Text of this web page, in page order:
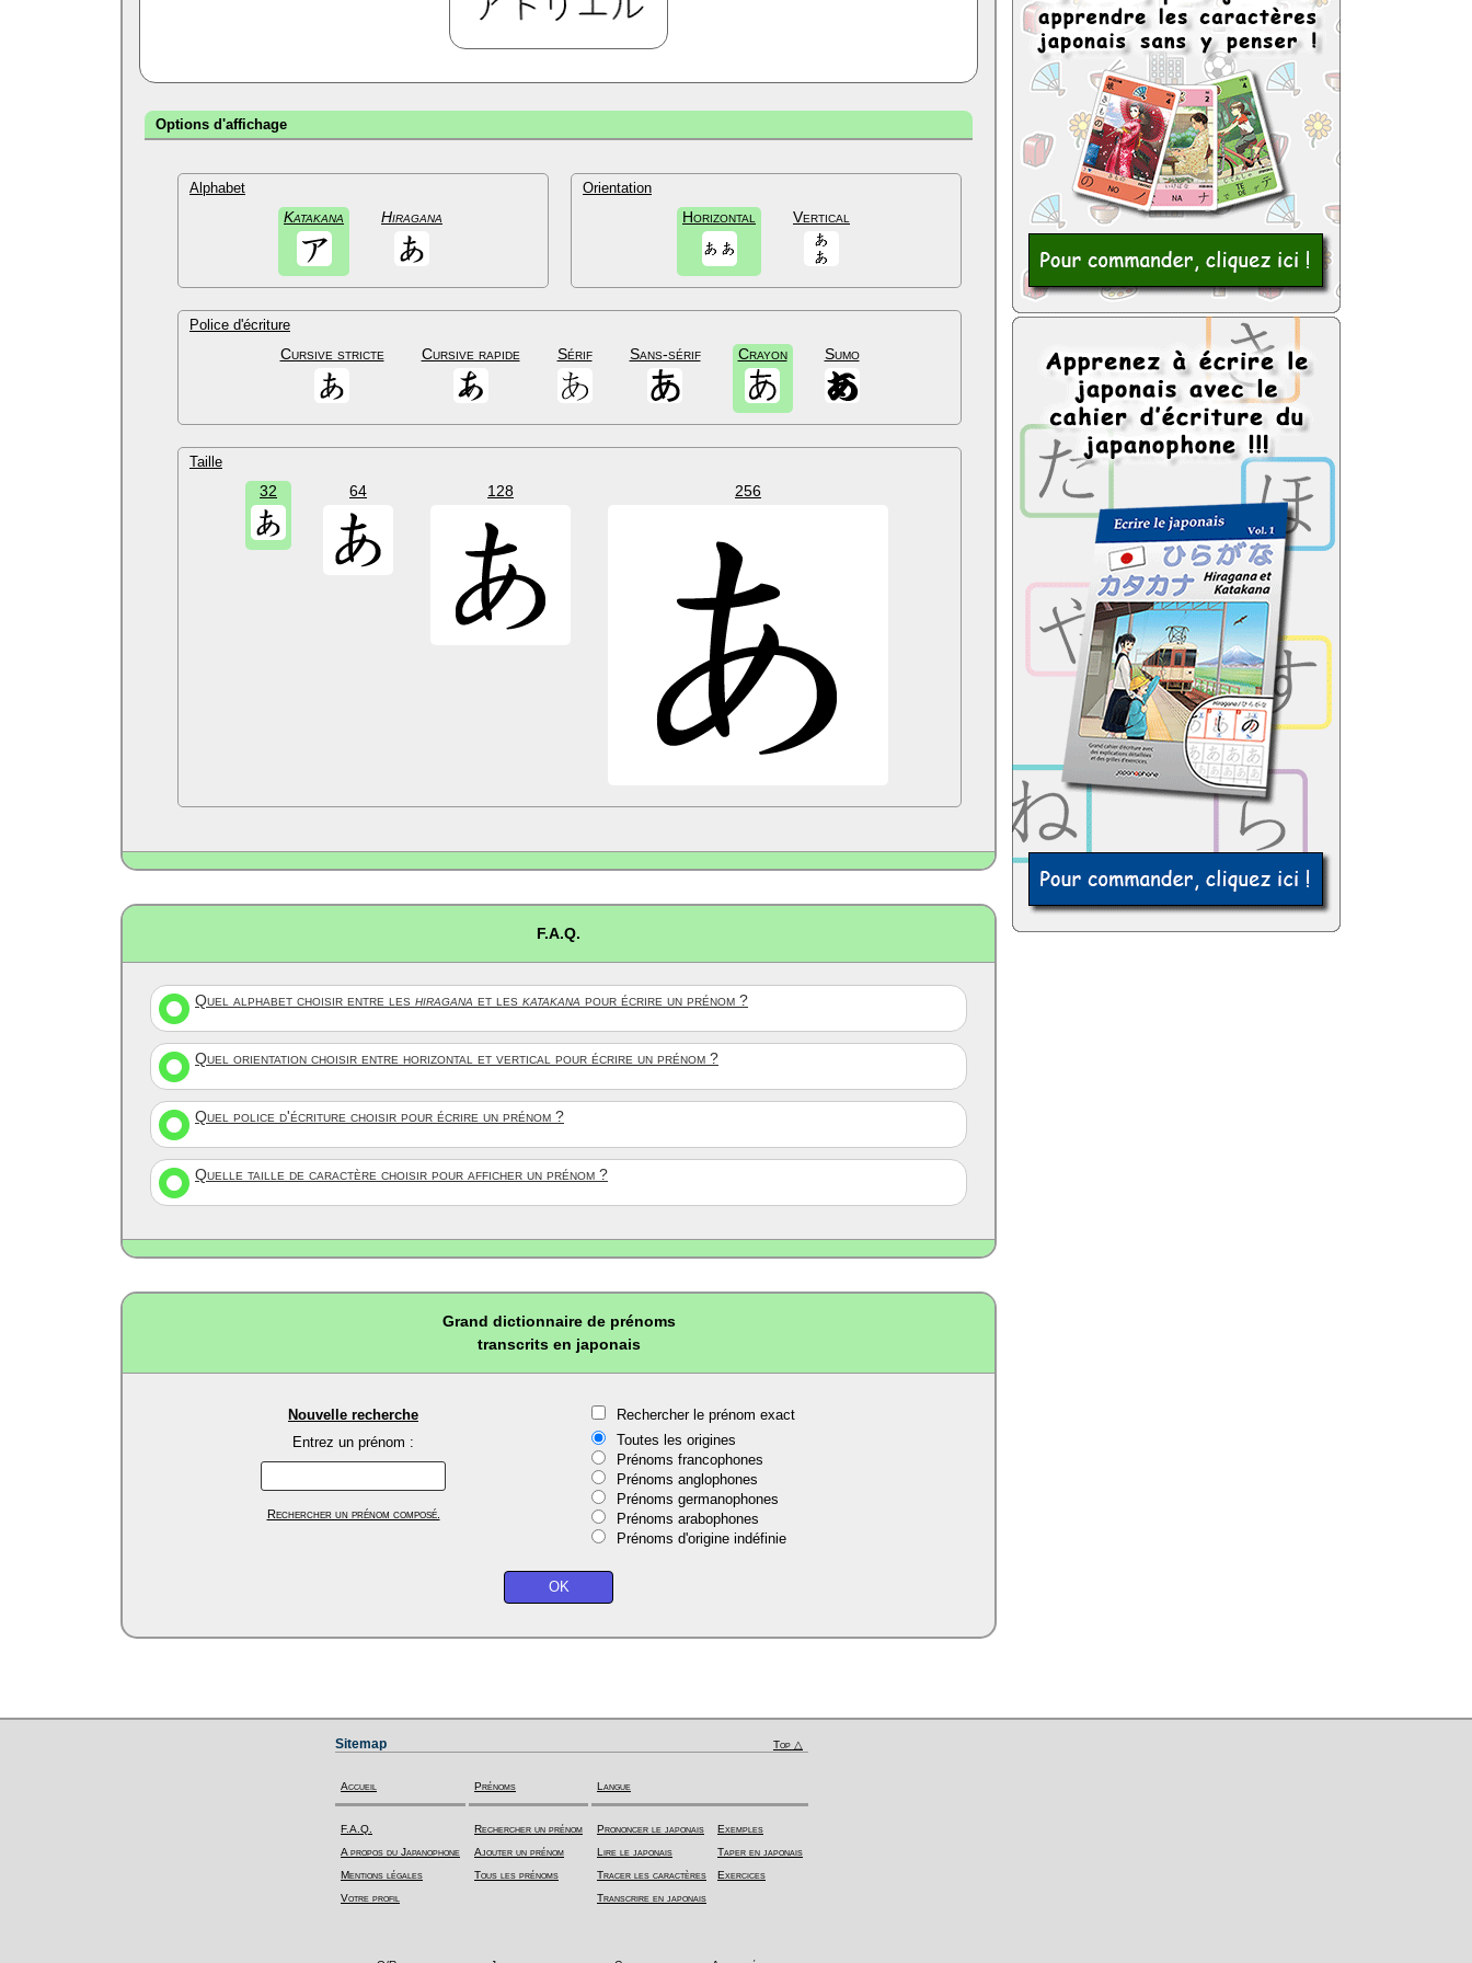
Options d'affichage
Alphabet
Katakana Hiragana
Orientation
Horizontal Vertical
Police d'écriture
Cursive stricte Cursive rapide Sérif Sans-sérif Crayon Sumo
Taille
32 64 128 256
F.A.Q.
Quel alphabet choisir entre les hiragana et les katakana pour écrire un prénom ?
Quel orientation choisir entre horizontal et vertical pour écrire un prénom ?
Quel police d'écriture choisir pour écrire un prénom ?
Quelle taille de caractère choisir pour afficher un prénom ?
Grand dictionnaire de prénoms
transcrits en japonais
Nouvelle recherche
Entrez un prénom :
Rechercher un prénom composé.
Rechercher le prénom exact
Toutes les origines
Prénoms francophones
Prénoms anglophones
Prénoms germanophones
Prénoms arabophones
Prénoms d'origine indéfinie
Sitemap Top △
Accueil
F.A.Q.
A propos du Japanophone
Mentions légales
Votre profil
Prénoms
Rechercher un prénom
Ajouter un prénom
Tous les prénoms
Langue
Prononcer le japonais
Lire le japonais
Tracer les caractères
Transcrire en japonais
Exemples
Taper en japonais
Exercices